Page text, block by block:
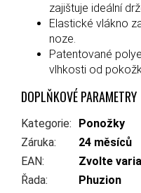
zajištuje ideální
Elastické vlákno
noze.
Patentované
vlhkosti od
DOPLŇKOVÉ PARAMETRY
Kategorie:
Ponožky
Záruka:
24 měsíců
EAN:
Zvolte
Řada: Phuzion